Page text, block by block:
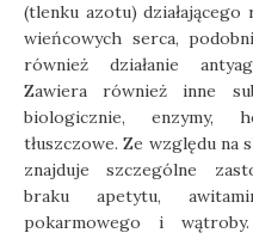
(tlenku azotu) działającego
wieńcowych serca,
również działanie
Zawiera również inne
biologicznie, enzymy,
tłuszczowe. Ze względu na
znajduje szczególne
braku apetytu,
pokarmowego i